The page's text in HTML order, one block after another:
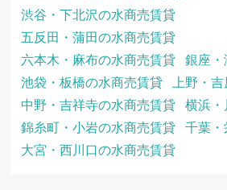
渋谷・下北沢の水商売賃貸
五反田・蒲田の水商売賃貸
六本木・麻布の水商売賃貸
銀座・
池袋・板橋の水商売賃貸
上野・
中野・吉祥寺の水商売賃貸
横浜・
錦糸町・小岩の水商売賃貸
千葉・
大宮・西川口の水商売賃貸